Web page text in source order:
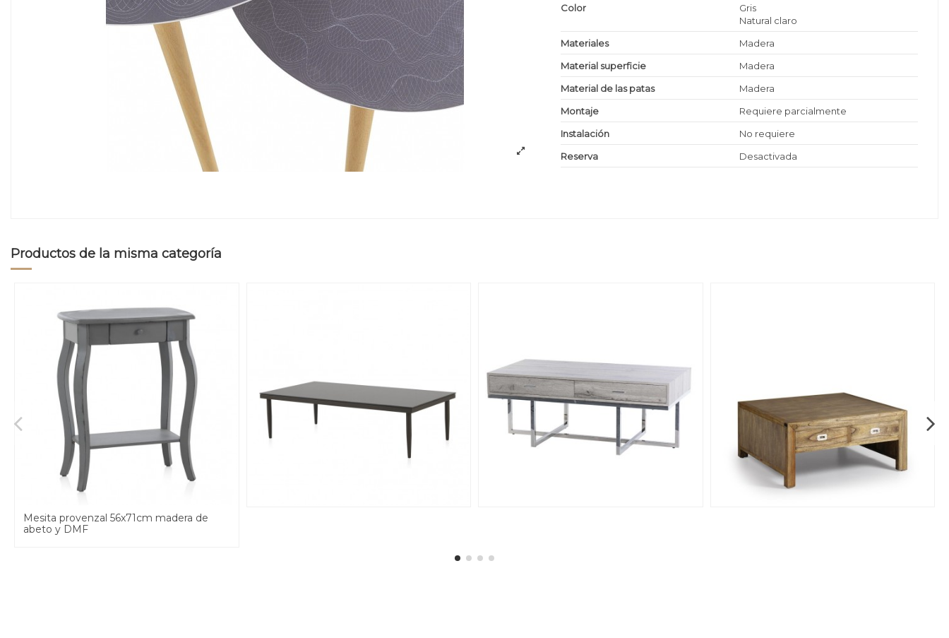
Color
Gris
Natural claro
Materiales
Madera
Material superficie
Madera
Material de las patas
Madera
Montaje
Requiere parcialmente
Instalación
No requiere
Reserva
Desactivada
Productos de la misma categoría
Mesita provenzal 56x71cm madera de
abeto y DMF